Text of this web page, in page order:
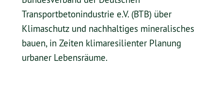
Transportbetonindustrie e.V. (BTB) über
Klimaschutz und nachhaltiges mineralisches
bauen, in Zeiten klimaresilienter Planung
urbaner Lebensräume.